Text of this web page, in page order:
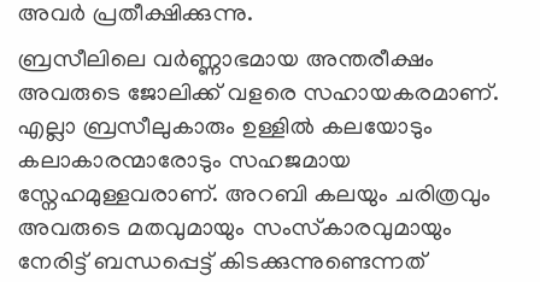
അവർ പ്രതീക്ഷിക്കുന്നു.
ബ്രസീലിലെ വർണ്ണാഭമായ അന്തരീക്ഷം
അവരുടെ ജോലിക്ക് വളരെ സഹായകരമാണ്.
എല്ലാ ബ്രസീലുകാരും ഉള്ളിൽ കലയോടും
കലാകാരന്മാരോടും സഹജമായ
സ്നേഹമുള്ളവരാണ്. അറബി കലയും ചരിത്രവും
അവരുടെ മതവുമായും സംസ്‌കാരവുമായും
നേരിട്ട് ബന്ധപ്പെട്ട് കിടക്കുന്നുണ്ടെന്നത്